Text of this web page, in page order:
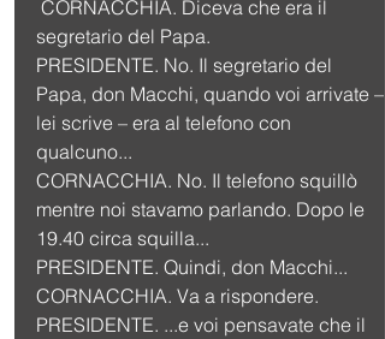
segretario del Papa.
PRESIDENTE. No. Il segretario del
Papa, don Macchi, quando voi arrivate –
lei scrive – era al telefono con
qualcuno...
CORNACCHIA. No. Il telefono squillò
mentre noi stavamo parlando. Dopo le
19.40 circa squilla...
PRESIDENTE. Quindi, don Macchi...
CORNACCHIA. Va a rispondere.
PRESIDENTE. ...e voi pensavate che il